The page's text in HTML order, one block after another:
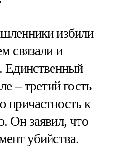
избили
связали и
Единственный
– третий гость
причастность к
Он заявил, что
убийства.